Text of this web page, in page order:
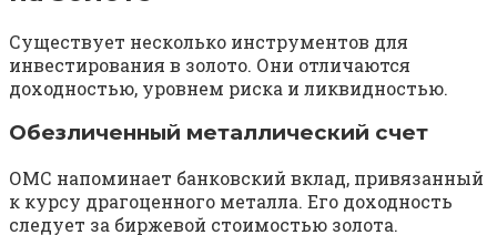
Существует несколько инструментов для
инвестирования в золото. Они отличаются
доходностью, уровнем риска и ликвидностью.
Обезличенный металлический счет
ОМС напоминает банковский вклад, привязанный
к курсу драгоценного металла. Его доходность
следует за биржевой стоимостью золота.